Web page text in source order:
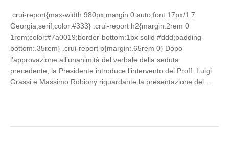
.crui-report{max-width:980px;margin:0 auto;font:17px/1.7
Georgia,serif;color:#333} .crui-report h2{margin:2rem 0
1rem;color:#7a0019;border-bottom:1px solid #ddd;padding-
bottom:.35rem} .crui-report p{margin:.65rem 0} Dopo
l’approvazione all’unanimità del verbale della seduta
precedente, la Presidente introduce l’intervento dei Proff. Luigi
Grassi e Massimo Robiony riguardante la presentazione del…